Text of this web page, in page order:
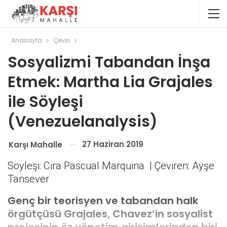
Anasayfa Çeviri
Sosyalizmi Tabandan İnşa
Etmek: Martha Lia Grajales
ile Söyleşi
(Venezuelanalysis)
Karşı Mahalle 27 Haziran 2019
Söyleşi: Cira Pascual Marquina | Çeviren: Ayşe
Tansever
Genç bir teorisyen ve tabandan halk
örgütçüsü Grajales, Chavez’in sosyalist